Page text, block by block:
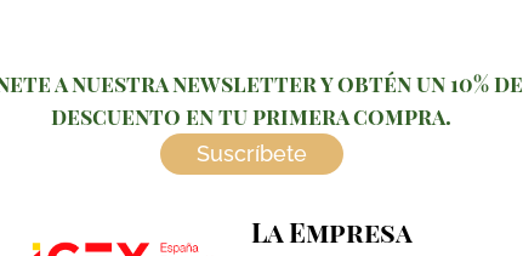
a nuestra newsletter y obtén un 10% de
descuento en tu primera compra.
Suscríbete
La Empresa